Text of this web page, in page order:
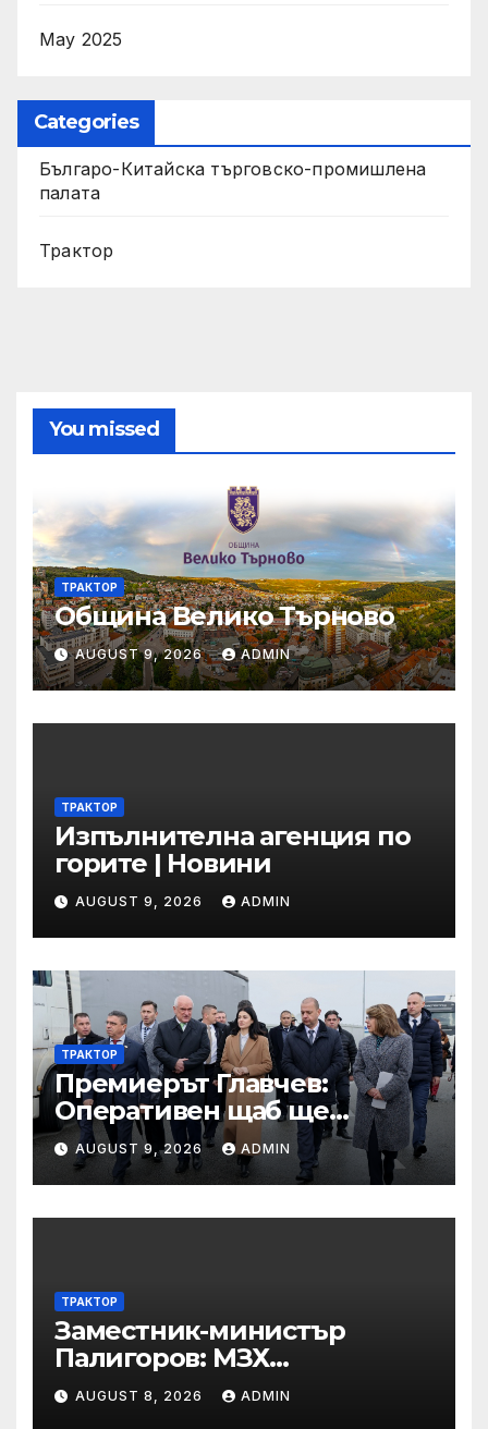
May 2025
Categories
Българо-Китайска търговско-промишлена
палата
Трактор
You missed
ТРАКТОР
Община Велико Търново
AUGUST 9, 2026 ADMIN
ТРАКТОР
Изпълнителна агенция по
горите | Новини
AUGUST 9, 2026 ADMIN
ТРАКТОР
Премиерът Главчев:
Оперативен щаб ще
реорганизира структурите
по границата, за да сме
готови за Шенген
AUGUST 9, 2026 ADMIN
ТРАКТОР
Заместник-министър
Палигоров: МЗХ
предприема комплекс от
мерки за възстановяване
AUGUST 8, 2026 ADMIN